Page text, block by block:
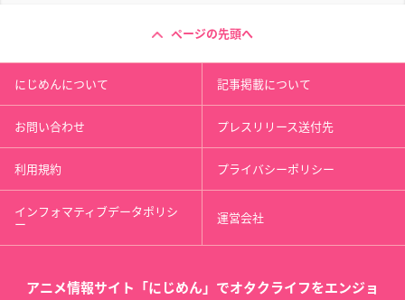
ページの先頭へ
にじめんについて 記事掲載について
お問い合わせ プレスリリース送付先
利用規約 プライバシーポリシー
インフォマティブデータポリシ
ー 運営会社
アニメ情報サイト「にじめん」でオタクライフをエンジョ